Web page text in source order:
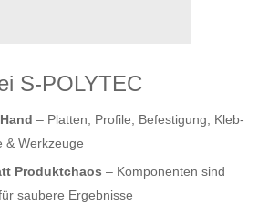
S-POLYTEC
– Platten, Profile, Befestigung, Kleb-
& Werkzeuge
Produktchaos – Komponenten sind
saubere Ergebnisse